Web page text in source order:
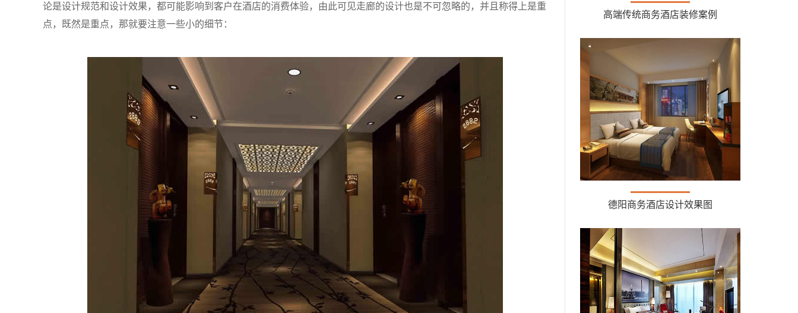
论是设计规范和设计效果，都可能影响到客户在酒店的消费体验，由此可见走廊的设计也是不可忽略的，并且称得上是重
点，既然是重点，那就要注意一些小的细节：
高端传统商务酒店装修案例
德阳商务酒店设计效果图